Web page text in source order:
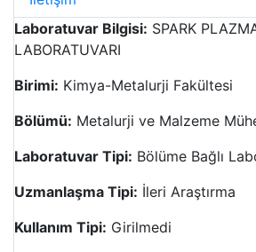
Laboratuvar Bilgisi: SPARK
LABORATUVARI
Birimi: Kimya-Metalurji Fakültesi
Bölümü: Metalurji ve Malzeme
Laboratuvar Tipi: Bölüme Bağlı
Uzmanlaşma Tipi: İleri Araştırma
Kullanım Tipi: Girilmedi